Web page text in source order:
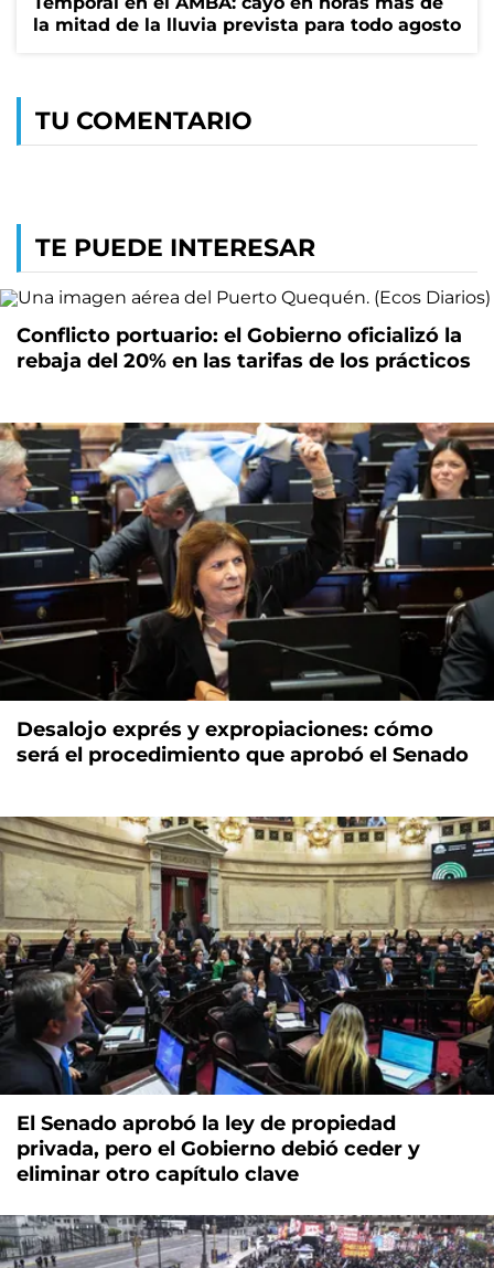
la mitad de la lluvia prevista para todo agosto
TU COMENTARIO
TE PUEDE INTERESAR
Conflicto portuario: el Gobierno oficializó la
rebaja del 20% en las tarifas de los prácticos
Desalojo exprés y expropiaciones: cómo
será el procedimiento que aprobó el Senado
El Senado aprobó la ley de propiedad
privada, pero el Gobierno debió ceder y
eliminar otro capítulo clave